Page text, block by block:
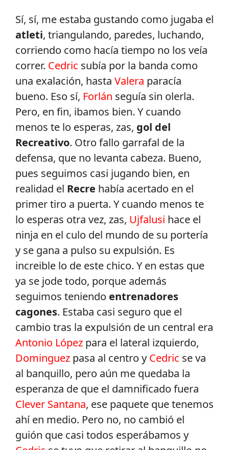
Sí, sí, me estaba gustando como jugaba el
atleti, triangulando, paredes, luchando,
corriendo como hacía tiempo no los veía
correr. Cedric subía por la banda como
una exalación, hasta Valera paracía
bueno. Eso sí, Forlán seguía sin olerla.
Pero, en fin, ibamos bien. Y cuando
menos te lo esperas, zas, gol del
Recreativo. Otro fallo garrafal de la
defensa, que no levanta cabeza. Bueno,
pues seguimos casi jugando bien, en
realidad el Recre había acertado en el
primer tiro a puerta. Y cuando menos te
lo esperas otra vez, zas, Ujfalusi hace el
ninja en el culo del mundo de su portería
y se gana a pulso su expulsión. Es
increible lo de este chico. Y en estas que
ya se jode todo, porque además
seguimos teniendo entrenadores
cagones. Estaba casi seguro que el
cambio tras la expulsión de un central era
Antonio López para el lateral izquierdo,
Dominguez pasa al centro y Cedric se va
al banquillo, pero aún me quedaba la
esperanza de que el damnificado fuera
Clever Santana, ese paquete que tenemos
ahí en medio. Pero no, no cambió el
guión que casi todos esperábamos y